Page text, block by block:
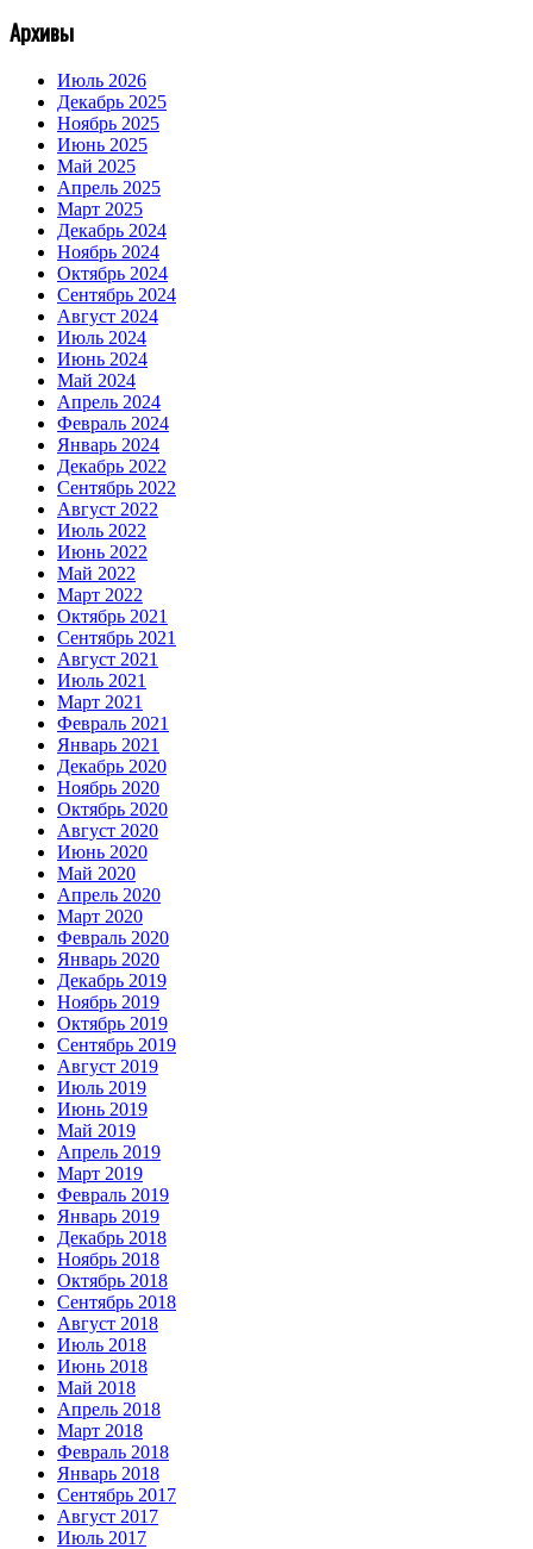
Архивы
Июль 2026
Декабрь 2025
Ноябрь 2025
Июнь 2025
Май 2025
Апрель 2025
Март 2025
Декабрь 2024
Ноябрь 2024
Октябрь 2024
Сентябрь 2024
Август 2024
Июль 2024
Июнь 2024
Май 2024
Апрель 2024
Февраль 2024
Январь 2024
Декабрь 2022
Сентябрь 2022
Август 2022
Июль 2022
Июнь 2022
Май 2022
Март 2022
Октябрь 2021
Сентябрь 2021
Август 2021
Июль 2021
Март 2021
Февраль 2021
Январь 2021
Декабрь 2020
Ноябрь 2020
Октябрь 2020
Август 2020
Июнь 2020
Май 2020
Апрель 2020
Март 2020
Февраль 2020
Январь 2020
Декабрь 2019
Ноябрь 2019
Октябрь 2019
Сентябрь 2019
Август 2019
Июль 2019
Июнь 2019
Май 2019
Апрель 2019
Март 2019
Февраль 2019
Январь 2019
Декабрь 2018
Ноябрь 2018
Октябрь 2018
Сентябрь 2018
Август 2018
Июль 2018
Июнь 2018
Май 2018
Апрель 2018
Март 2018
Февраль 2018
Январь 2018
Сентябрь 2017
Август 2017
Июль 2017